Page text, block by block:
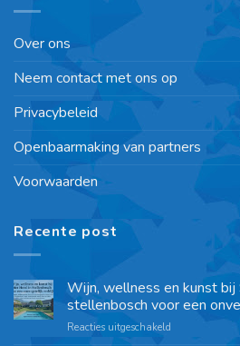
Over ons
Neem contact met ons op
Privacybeleid
Openbaarmaking van partners
Voorwaarden
Recente post
Wijn, wellness en kunst bij
stellenbosch voor een
Reacties uitgeschakeld